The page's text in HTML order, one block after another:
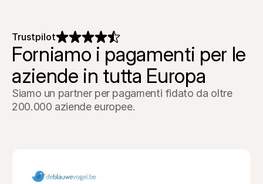
Trustpilot
Forniamo i pagamenti per le
aziende in tutta Europa
Siamo un partner per pagamenti fidato da oltre
200.000 aziende europee.